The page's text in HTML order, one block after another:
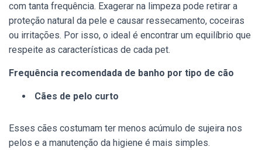
com tanta frequência. Exagerar na limpeza pode retirar a
proteção natural da pele e causar ressecamento, coceiras
ou irritações. Por isso, o ideal é encontrar um equilíbrio que
respeite as características de cada pet.
Frequência recomendada de banho por tipo de cão
Cães de pelo curto
Esses cães costumam ter menos acúmulo de sujeira nos
pelos e a manutenção da higiene é mais simples.